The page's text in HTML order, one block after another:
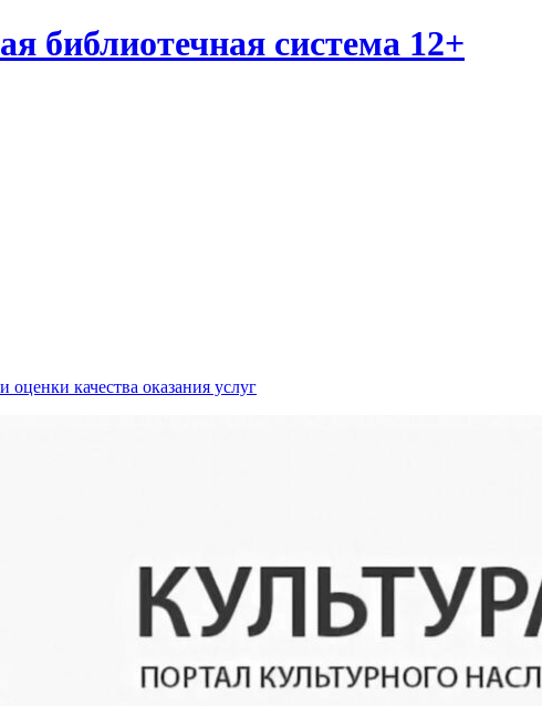
библиотечная система 12+
качества оказания услуг